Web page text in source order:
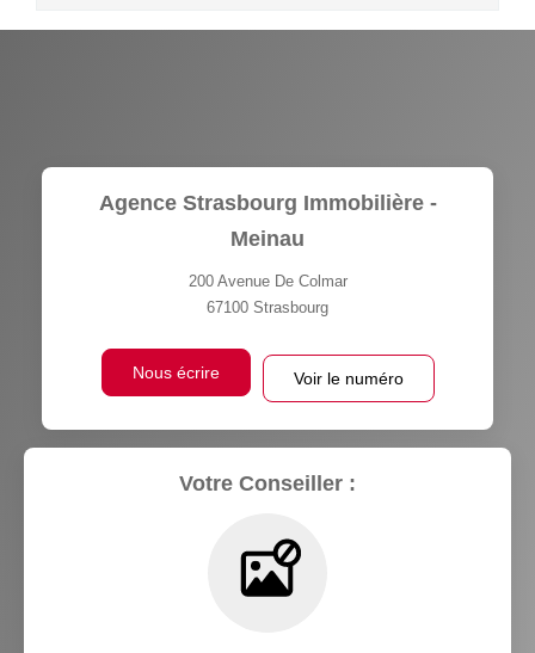
Agence Strasbourg Immobilière -
Meinau
200 Avenue De Colmar
67100 Strasbourg
Nous écrire Voir le numéro
Votre Conseiller :